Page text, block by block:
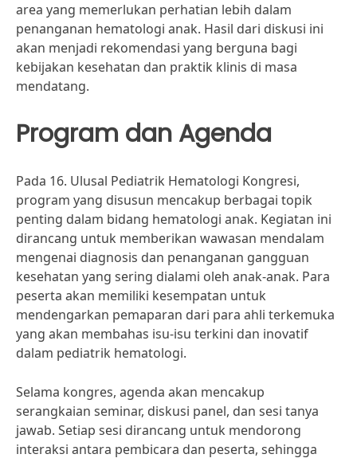
area yang memerlukan perhatian lebih dalam
penanganan hematologi anak. Hasil dari diskusi ini
akan menjadi rekomendasi yang berguna bagi
kebijakan kesehatan dan praktik klinis di masa
mendatang.
Program dan Agenda
Pada 16. Ulusal Pediatrik Hematologi Kongresi,
program yang disusun mencakup berbagai topik
penting dalam bidang hematologi anak. Kegiatan ini
dirancang untuk memberikan wawasan mendalam
mengenai diagnosis dan penanganan gangguan
kesehatan yang sering dialami oleh anak-anak. Para
peserta akan memiliki kesempatan untuk
mendengarkan pemaparan dari para ahli terkemuka
yang akan membahas isu-isu terkini dan inovatif
dalam pediatrik hematologi.
Selama kongres, agenda akan mencakup
serangkaian seminar, diskusi panel, dan sesi tanya
jawab. Setiap sesi dirancang untuk mendorong
interaksi antara pembicara dan peserta, sehingga